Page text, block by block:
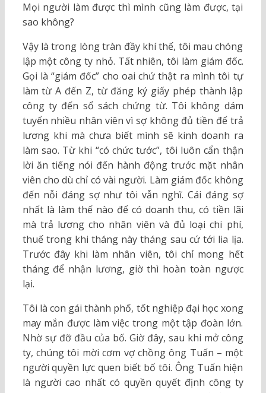
Mọi người làm được thì mình cũng làm được, tại
sao không?
Vậy là trong lòng tràn đầy khí thế, tôi mau chóng
lập một công ty nhỏ. Tất nhiên, tôi làm giám đốc.
Gọi là “giám đốc” cho oai chứ thật ra mình tôi tự
làm từ A đến Z, từ đăng ký giấy phép thành lập
công ty đến sổ sách chứng từ. Tôi không dám
tuyển nhiều nhân viên vì sợ không đủ tiền để trả
lương khi mà chưa biết mình sẽ kinh doanh ra
làm sao. Từ khi “có chức tước”, tôi luôn cẩn thận
lời ăn tiếng nói đến hành động trước mặt nhân
viên cho dù chỉ có vài người. Làm giám đốc không
đến nỗi đáng sợ như tôi vẫn nghĩ. Cái đáng sợ
nhất là làm thế nào để có doanh thu, có tiền lãi
mà trả lương cho nhân viên và đủ loại chi phí,
thuế trong khi tháng này tháng sau cứ tới lia lịa.
Trước đây khi làm nhân viên, tôi chỉ mong hết
tháng để nhận lương, giờ thì hoàn toàn ngược
lại.
Tôi là con gái thành phố, tốt nghiệp đại học xong
may mắn được làm việc trong một tập đoàn lớn.
Nhờ sự đỡ đầu của bố. Giờ đây, sau khi mở công
ty, chúng tôi mời cơm vợ chồng ông Tuấn – một
người quyền lực quen biết bố tôi. Ông Tuấn hiện
là người cao nhất có quyền quyết định công ty